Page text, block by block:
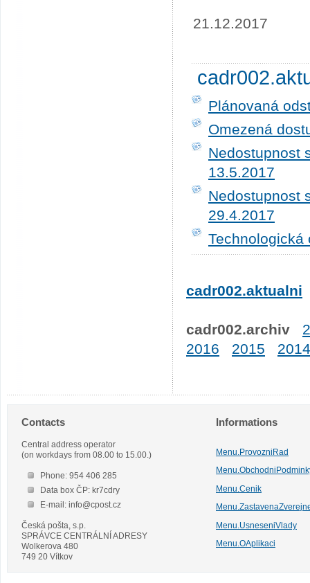
21.12.2017
Plánovaná
Omezená
Nedostupnost
13.5.2017
Nedostupnost
29.4.2017
Technologická
cadr002.aktualni
cadr002.archiv
2016
2015 2014
Contacts
Central address operator
(on workdays from 08.00 to 15.00.)
Phone: 954 406 285
Data box ČP: kr7cdry
E-mail: info@cpost.cz
Česká pošta, s.p.
SPRÁVCE CENTRÁLNÍ ADRESY
Wolkerova 480
749 20 Vítkov
Informations
Menu.ProvozniRad
Menu.Cenik
Menu.UsneseniVlady
Menu.OAplikaci